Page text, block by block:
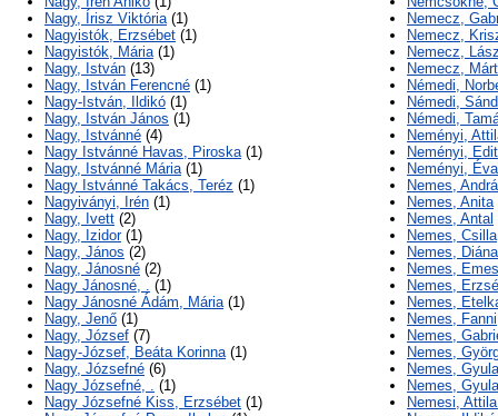
Nagy, Írisz Viktória(1)
Nagyistók, Erzsébet (1)
Nagyistók, Mária(1)
Nagy, István (13)
Nagy, István Ferencné (1)
Nagy-István, Ildikó (1)
Nagy, István János (1)
Nagy, Istvánné (4)
Nagy Istvánné Havas, Piroska(1)
Nagy, Istvánné Mária(1)
Nagy Istvánné Takács, Teréz (1)
Nagyiványi, Irén (1)
Nagy, Ivett (2)
Nagy, Izidor(1)
Nagy, János (2)
Nagy, Jánosné (2)
Nagy Jánosné, . (1)
Nagy Jánosné Ádám, Mária(1)
Nagy, Jenő (1)
Nagy, József (7)
Nagy-József, Beáta Korinna(1)
Nagy, Józsefné (6)
Nagy Józsefné, . (1)
Nagy Józsefné Kiss, Erzsébet (1)
Nemecz,
Nemecz,
Nemecz,
Nemecz,
Némedi,
Némedi,
Némedi,
Neményi,
Neményi, Edit
Neményi, Éva
Nemes,
Nemes, Anita
Nemes, Antal
Nemes, Csilla
Nemes, Diána
Nemes,
Nemes,
Nemes,
Nemes, Fanni
Nemes,
Nemes,
Nemes, Gyula
Nemes,
Nemesi,